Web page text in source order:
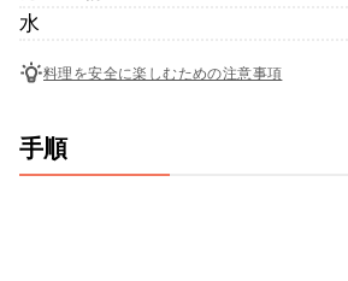
水
料理を安全に楽しむための注意事項
手順